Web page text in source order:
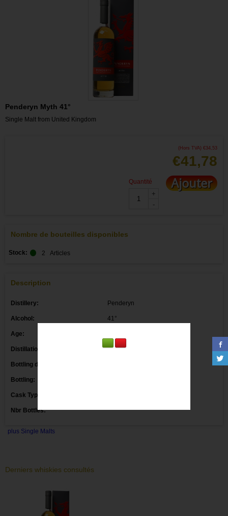
Penderyn Myth 41°
Single Malt from United Kingdom
(Hors TVA) € 34,53
€41,78
Quantité
+
-
Ajouter
Nombre de bouteilles disponibles
Stock: 2 Articles
Description
Distillery: Penderyn
Alcohol: 41°
Age:
Distillation date:
Bottling date:
Bottling:
Cask Type:
Nbr Bottles:
plus Single Malts
Derniers whiskies consultés